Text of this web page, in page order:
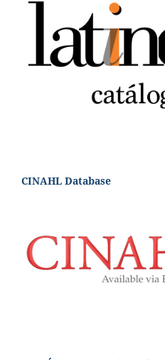
CINAHL Database